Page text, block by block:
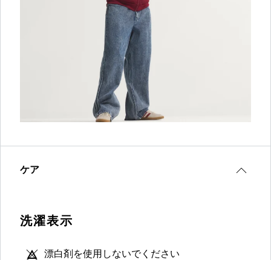
ケア
洗濯表示
漂白剤を使用しないでください